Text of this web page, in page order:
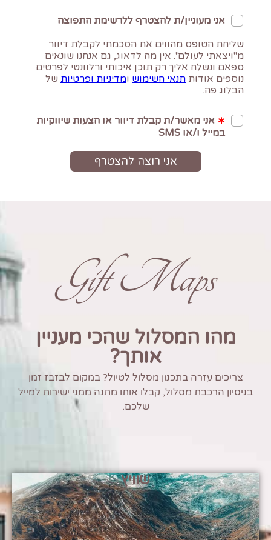
Gift Maps
מהו המסלול שהכי מעניין
אותך?
צריכים עזרה בתכנון מסלול לטיול? במקום לבזבז זמן
בניסיון הרכבת מסלול, קבלו אותו מתנה ממני ישירות למייל
שלכם.
שוויץ